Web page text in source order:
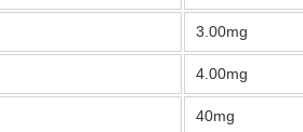
3.00mg
4.00mg
40mg